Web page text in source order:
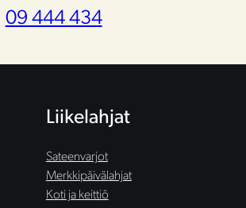
09 444 434
Liikelahjat
Sateenvarjot
Merkkipäivälahjat
Koti ja keittiö